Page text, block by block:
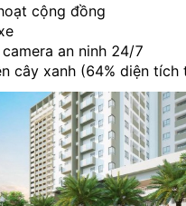
cộng đồng
an ninh 24/7
cây xanh (64% diện tích